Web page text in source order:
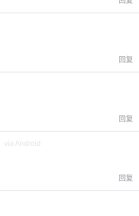
回复
回复
via Android
回复